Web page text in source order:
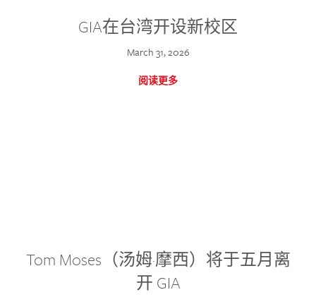
GIA在台湾开设新校区
March 31, 2026
阅读更多
Tom Moses（汤姆·摩西）将于五月离
开 GIA